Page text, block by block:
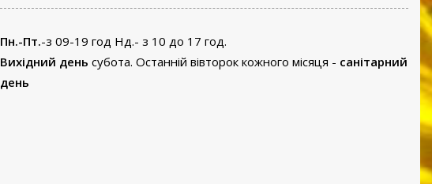
Пн.-Пт.-з 09-19 год Нд.- з 10 до 17 год.
Вихідний день субота. Останній вівторок кожного місяця - санітарний
день